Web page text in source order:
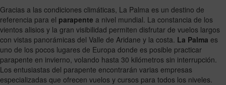
Gracias a las condiciones climáticas, La Palma es un destino de
referencia para el parapente a nivel mundial. La constancia de los
vientos alisios y la gran visibilidad permiten disfrutar de vuelos largos
con vistas panorámicas del Valle de Aridane y la costa. La Palma es
uno de los pocos lugares de Europa donde es posible practicar
parapente en invierno, volando hasta 30 kilómetros sin interrupción.
Los entusiastas del parapente encontrarán varias empresas
especializadas que ofrecen vuelos y cursos para todos los niveles.